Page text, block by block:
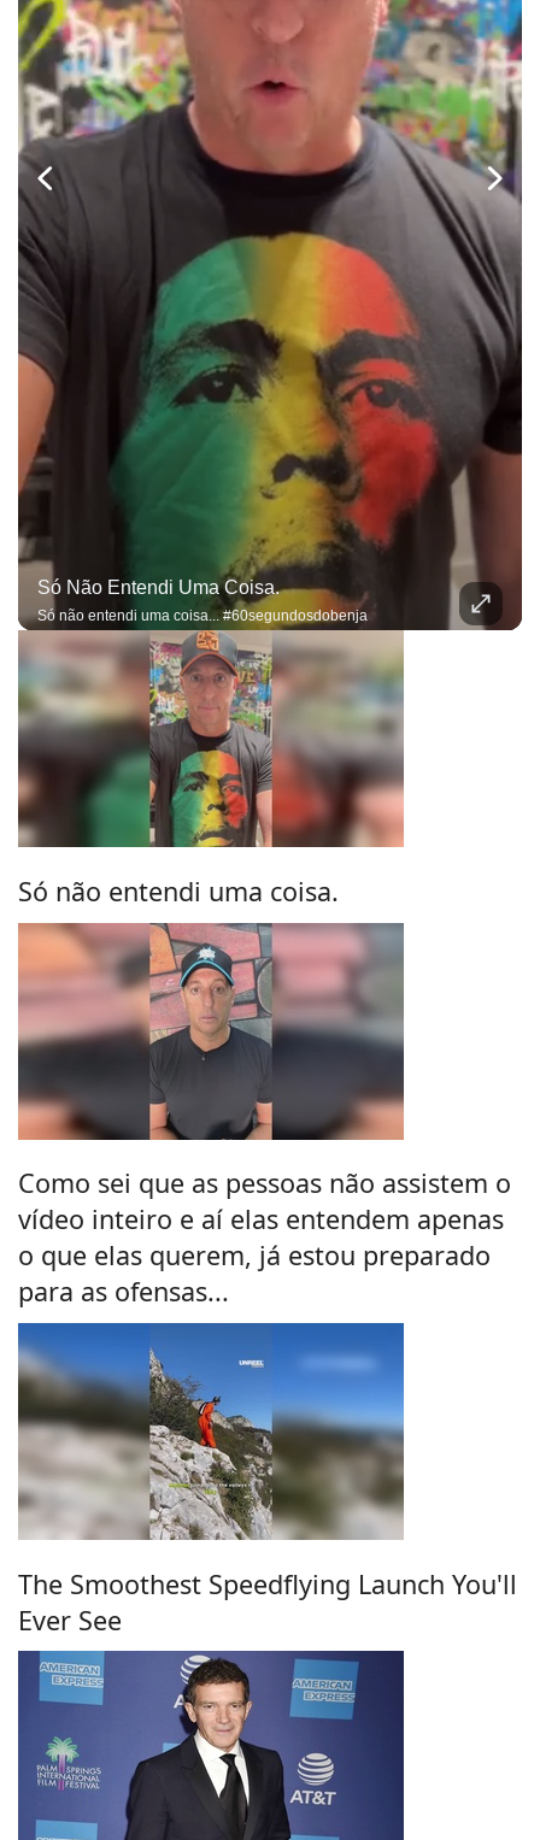
Só Não Entendi Uma Coisa.
Só não entendi uma coisa... #60segundosdobenja
Só não entendi uma coisa.
Como sei que as pessoas não assistem o
vídeo inteiro e aí elas entendem apenas
o que elas querem, já estou preparado
para as ofensas...
The Smoothest Speedflying Launch You'll
Ever See